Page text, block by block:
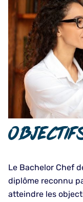
Le Bachelor Chef
diplôme reconnu
atteindre les